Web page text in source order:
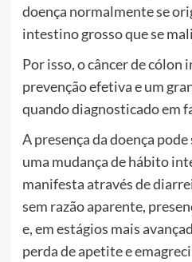
doença normalmente se
intestino grosso que se
Por isso, o câncer de
prevenção efetiva e um
quando diagnosticado em
A presença da doença
uma mudança de hábito
manifesta através de
sem razão aparente,
e, em estágios mais
perda de apetite e